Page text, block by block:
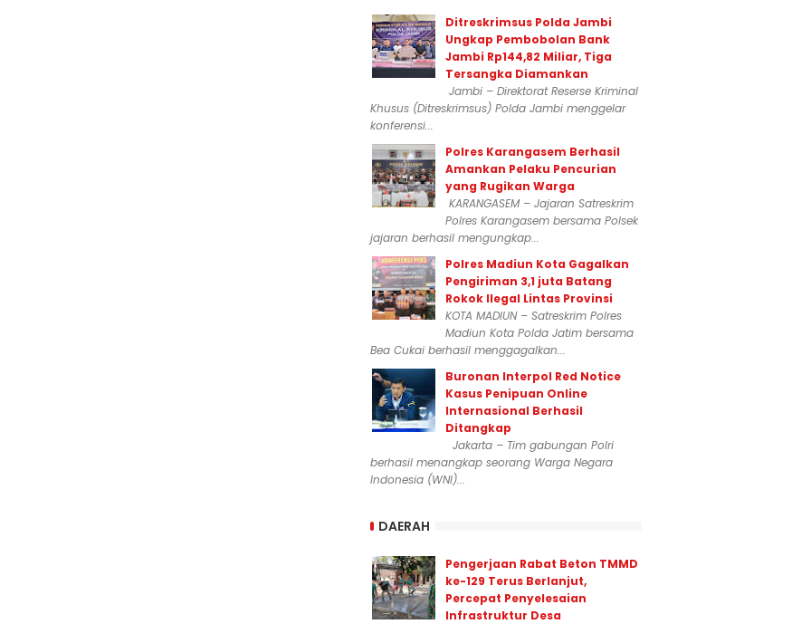
Ditreskrimsus Polda Jambi
Ungkap Pembobolan Bank
Jambi Rp144,82 Miliar, Tiga
Tersangka Diamankan
Jambi – Direktorat Reserse Kriminal
Khusus (Ditreskrimsus) Polda Jambi menggelar
konferensi...
Polres Karangasem Berhasil
Amankan Pelaku Pencurian
yang Rugikan Warga
KARANGASEM – Jajaran Satreskrim
Polres Karangasem bersama Polsek
jajaran berhasil mengungkap...
Polres Madiun Kota Gagalkan
Pengiriman 3,1 juta Batang
Rokok Ilegal Lintas Provinsi
KOTA MADIUN – Satreskrim Polres
Madiun Kota Polda Jatim bersama
Bea Cukai berhasil menggagalkan...
Buronan Interpol Red Notice
Kasus Penipuan Online
Internasional Berhasil
Ditangkap
Jakarta – Tim gabungan Polri
berhasil menangkap seorang Warga Negara
Indonesia (WNI)...
DAERAH
Pengerjaan Rabat Beton TMMD
ke-129 Terus Berlanjut,
Percepat Penyelesaian
Infrastruktur Desa